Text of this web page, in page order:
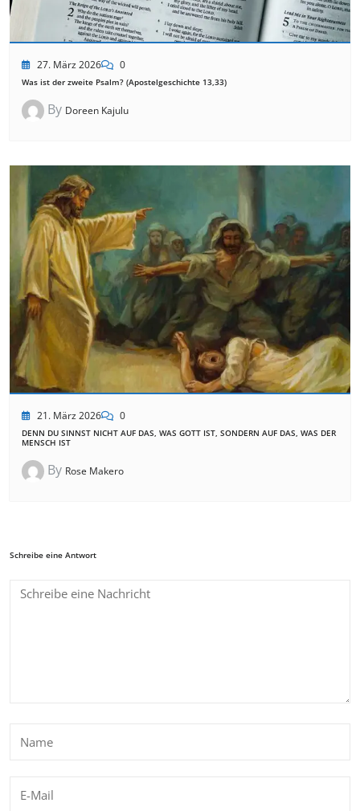
27. März 2026 0
Was ist der zweite Psalm? (Apostelgeschichte 13,33)
By Doreen Kajulu
21. März 2026 0
DENN DU SINNST NICHT AUF DAS, WAS GOTT IST, SONDERN AUF DAS, WAS DER
MENSCH IST
By Rose Makero
Schreibe eine Antwort